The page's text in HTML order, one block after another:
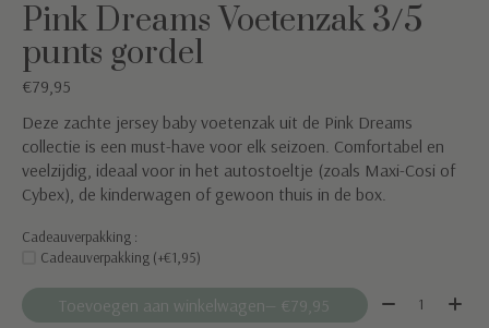
Pink Dreams Voetenzak 3/5
punts gordel
€79,95
Deze zachte jersey baby voetenzak uit de Pink Dreams
collectie is een must-have voor elk seizoen. Comfortabel en
veelzijdig, ideaal voor in het autostoeltje (zoals Maxi-Cosi of
Cybex), de kinderwagen of gewoon thuis in de box.
Cadeauverpakking :
Cadeauverpakking (+€1,95)
Toevoegen aan winkelwagen — €79,95 Aantal: